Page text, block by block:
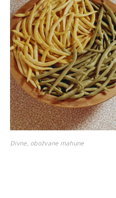
Divne, obožvane mahune